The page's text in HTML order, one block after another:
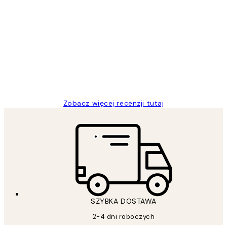
Zobacz więcej recenzji tutaj
SZYBKA DOSTAWA
2-4 dni roboczych